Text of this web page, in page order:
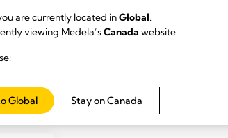
efficace
Temps de lecture: 3 min.
are currently located inGlobal.
viewing Medela’sCanada website.
Stay on Canada
Global